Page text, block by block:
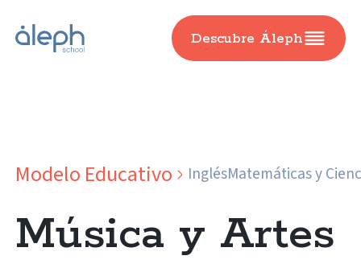
Descubre Áleph
Modelo Educativo InglésMatemáticas y
Música y Artes